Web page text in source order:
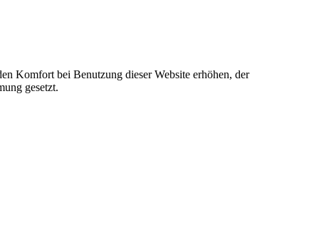
Komfort bei Benutzung dieser Website erhöhen, der
gesetzt.